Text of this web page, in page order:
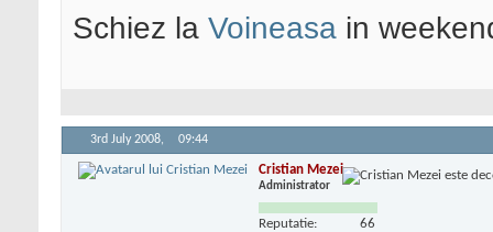
Schiez la Voineasa in
3rd July 2008, 09:44
Cristian Mezei
Administrator
Reputatie: 66